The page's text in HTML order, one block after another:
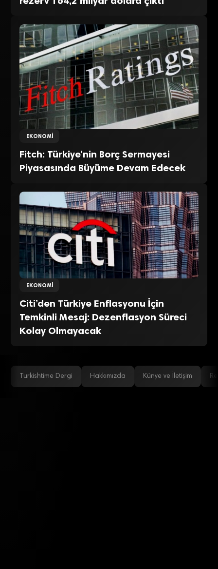
EKONOMI
Fitch: Türkiye’nin Borç Sermayesi
Piyasasında Büyüme Devam Edecek
EKONOMI
Citi’den Türkiye Enflasyonu İçin
Temkinli Mesaj: Dezenflasyon Süreci
Kolay Olmayacak
Turkishtime Dergi Hakkımızda Künye ve İletişim